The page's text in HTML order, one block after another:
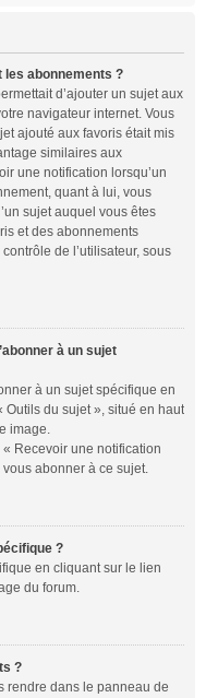
abonnements ?
d’ajouter un sujet aux
navigateur internet. Vous
ajouté aux favoris était mis
similaires aux
une notification lorsqu’un
quant à lui, vous
sujet auquel vous êtes
et des abonnements
de l’utilisateur, sous
à un sujet
à un sujet spécifique en
du sujet », situé en haut
image.
Recevoir une notification
abonner à ce sujet.
?
en cliquant sur le lien
du forum.
?
rendre dans le panneau de